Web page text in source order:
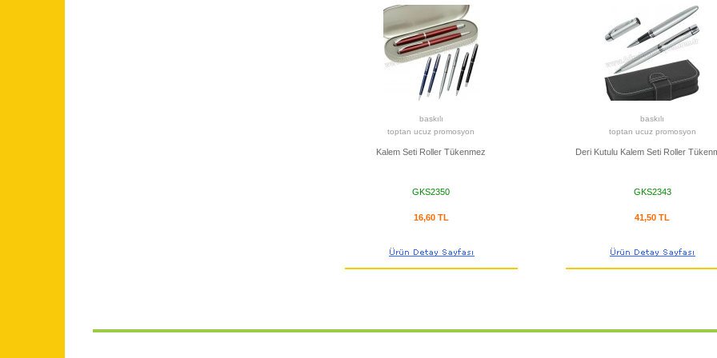
baskılı
toptan ucuz promosyon
Kalem Seti Roller Tükenmez
GKS2350
16,60 TL
baskılı
toptan ucuz promosyon
Deri Kutulu Kalem Seti Roller
GKS2343
41,50 TL